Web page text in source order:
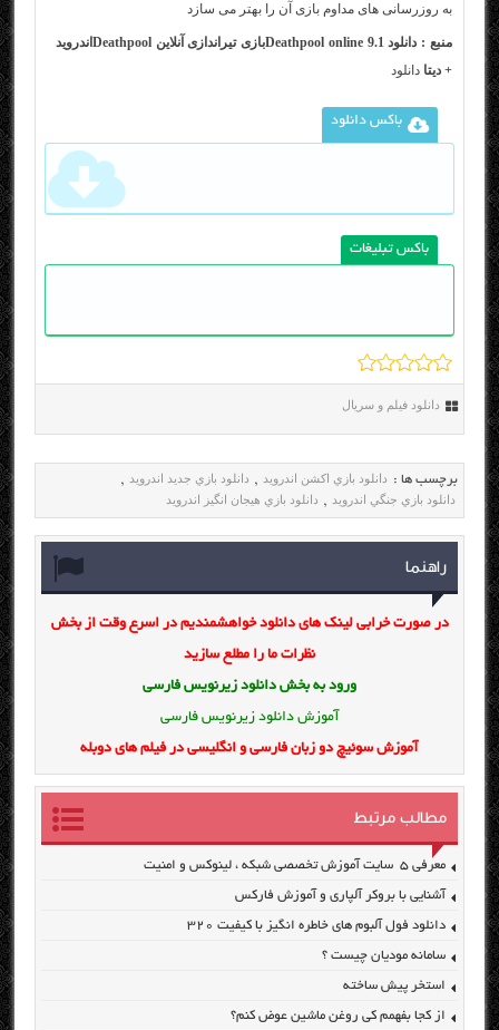
به روزرسانی های مداوم بازی آن را بهتر می سازد
منبع : دانلود Deathpool online 9.1بازی تیراندازی آنلاین Deathpoolاندروید
+ دیتا دانلود
باکس دانلود
باکس تبلیغات
دانلود فیلم و سریال
برچسب ها : دانلود بازي اکشن اندرويد , دانلود بازي جديد اندرويد ,
دانلود بازي جنگي اندرويد , دانلود بازي هيجان انگيز اندرويد
راهنما
در صورت خرابی لینک های دانلود خواهشمندیم در اسرع وقت از بخش
نظرات ما را مطلع سازید
ورود به بخش دانلود زیرنویس فارسی
آموزش دانلود زیرنویس فارسی
آموزش سوئیچ دو زبان فارسی و انگلیسی در فیلم های دوبله
مطالب مرتبط
معرفی ۵ سایت آموزش تخصصی شبکه ، لینوکس و امنیت
آشنایی با بروکر آلپاری و آموزش فارکس
دانلود فول آلبوم های خاطره انگیز با کیفیت ۳۲۰
سامانه مودیان چیست ؟
استخر پیش ساخته
از کجا بفهمم کی روغن ماشین عوض کنم؟